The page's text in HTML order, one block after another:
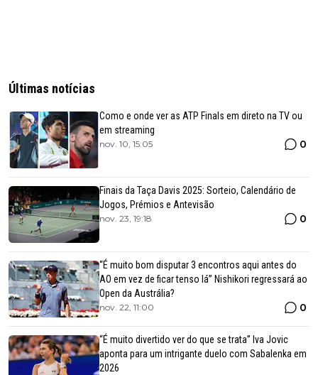
Últimas notícias
Como e onde ver as ATP Finals em direto na TV ou
em streaming
nov. 10, 15:05 0
Finais da Taça Davis 2025: Sorteio, Calendário de
Jogos, Prémios e Antevisão
nov. 23, 19:18 0
“É muito bom disputar 3 encontros aqui antes do
AO em vez de ficar tenso lá” Nishikori regressará ao
Open da Austrália?
nov. 22, 11:00 0
“É muito divertido ver do que se trata” Iva Jovic
aponta para um intrigante duelo com Sabalenka em
2026